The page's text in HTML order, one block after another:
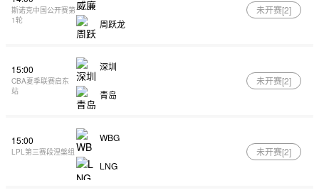
斯诺克中国公开赛第
1轮
周跃龙
未开赛[2]
15:00
CBA夏季联赛启东
站
深圳
青岛
未开赛[2]
15:00
LPL第三赛段涅槃组
WBG
LNG
未开赛[2]